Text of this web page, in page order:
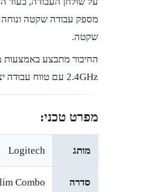
מספק עבודה שקטה ונוחה
שקטה.
2.4GHz עם טווח עבודה יציב ונוח.
מפרט טכני:
מותג Logitech
סדרה Combo